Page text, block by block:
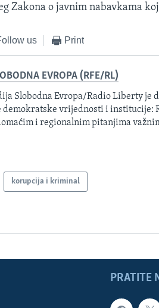
Zakona o javnim nabavkama
us Print
EVROPA (RFE/RL)
Slobodna Evropa/Radio Liberty je
demokratske vrijednosti i institucije:
i regionalnim pitanjima
korupcija i kriminal
PRATITE